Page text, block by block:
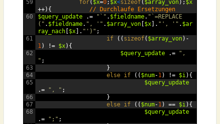
59
60
61
62
63
64
65
66
67
68
for( $x=0; $x<sizeof( $array_von); $x
++){
// Durchlaufe Ersetzungen
$query_update
.= "`" . $fieldname. "`=REPLACE
(" . $fieldname. ", '" . $array_von[ $x]. "', '" . $ar
ray_nach[ $x]. "')" ;
if
(( sizeof( $array_von)-
1) != $x){
$query_update
.=
",
" ;
}
else if (( $num-1) != $i){
$query_update
.=
", " ;
}
else if (( $num-1) == $i){
$query_update
.=
";" ;